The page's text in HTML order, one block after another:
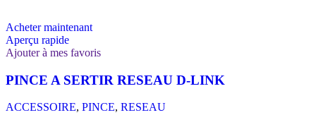
Acheter maintenant
Aperçu rapide
Ajouter à mes favoris
PINCE A SERTIR RESEAU D-LINK
ACCESSOIRE, PINCE, RESEAU